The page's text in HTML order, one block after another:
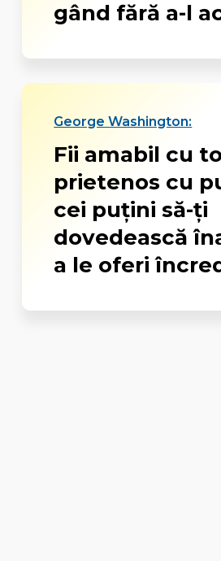
gând fără a-l
George Washington:
Fii amabil cu
prietenos cu
cei puţini să-ţi
dovedească
a le oferi